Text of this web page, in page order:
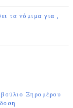
τα νόμιμα για ,
Ξηρομέρου